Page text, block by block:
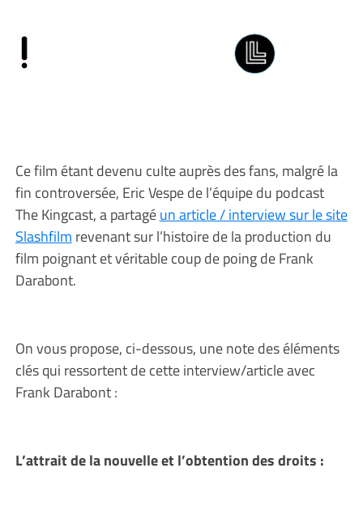
Ce film étant devenu culte auprès des fans, malgré la
fin controversée, Eric Vespe de l’équipe du podcast
The Kingcast, a partagéun article / interview sur le site
Slashfilm revenant sur l’histoire de la production du
film poignant et véritable coup de poing de Frank
Darabont.
On vous propose, ci-dessous, une note des éléments
clés qui ressortent de cette interview/article avec
Frank Darabont :
L’attrait de la nouvelle et l’obtention des droits :